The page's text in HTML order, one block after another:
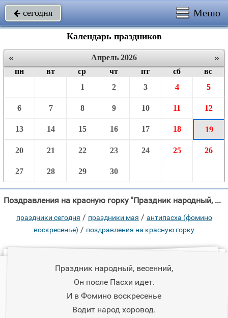
 сегодня Меню
Календарь праздников
« »
Апрель 2026
пн
вт ср чт пт сб
вс
1
2 3 4 5
6 7 8 9 10 11 12
13 14 15 16 17 18 19
20 21 22 23 24 25 26
27 28 29 30
Поздравления на красную горку "Праздник народный, весенний, Он после Пасхи идет."
праздники сегодня / праздники мая / антипасха (фомино
воскресенье) / поздравления на красную горку
Праздник народный, весенний,
Он после Пасхи идет.
И в Фомино воскресенье
Водит народ хоровод.